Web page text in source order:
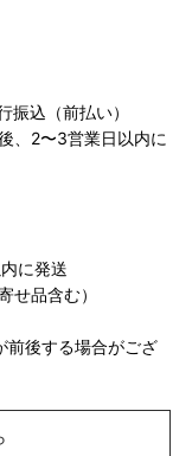
込（前払い）
、2〜3営業日以内に
に発送
せ品含む）
前後する場合がござ